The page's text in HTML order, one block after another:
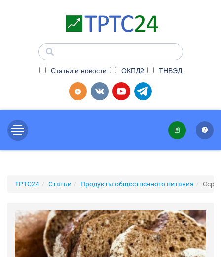
Статьи и новости ОКПД2 ТНВЭД
ТРТС24 Статьи Продукты общественного питания